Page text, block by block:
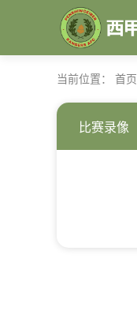
当前位置： 首页
比赛录像